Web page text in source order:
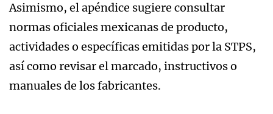
Asimismo, el apéndice sugiere consultar
normas oficiales mexicanas de producto,
actividades o específicas emitidas por la STPS,
así como revisar el marcado, instructivos o
manuales de los fabricantes.